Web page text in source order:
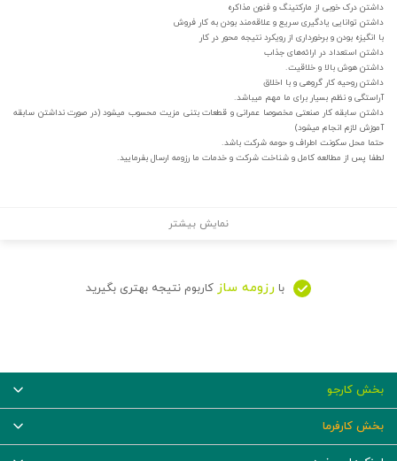
داشتن درک خوبی از مارکتینگ و فنون مذاکره
داشتن توانایی یادگیری سریع و علاقه‌مند بودن به کار فروش
با انگیزه‌ بودن و برخورداری از رویکرد نتیجه‌ محور در کار
داشتن استعداد در ارائه‌های جذاب
داشتن هوش بالا و خلاقیت.
داشتن روحیه کار گروهی و با اخلاق
آراستگی و نظم بسیار برای ما مهم میباشد.
داشتن سابقه کار صنعتی مخصوصا عمرانی و قطعات بتنی مزیت محسوب میشود (در صورت نداشتن سابقه
آموزش لازم انجام میشود)
حتما محل سکونت اطراف و حومه شرکت باشد.
لطفا پس از مطالعه کامل و شناخت شرکت و خدمات ما رزومه ارسال بفرمایید.
نمایش بیشتر
با رزومه ساز کاربوم نتیجه بهتری بگیرید
بخش کارجو
بخش کارفرما